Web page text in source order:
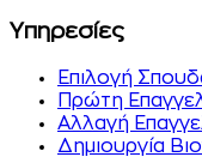
Υπηρεσίες
Επιλογή
Πρώτη
Αλλαγή
Δημιουργία